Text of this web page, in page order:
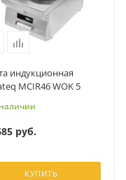
индукционная
MCIR46 WOK 5
руб.
КУПИТЬ